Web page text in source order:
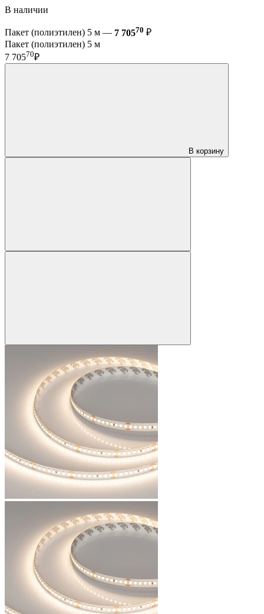
В наличии
Пакет (полиэтилен) 5 м — 7 70570 ₽
Пакет (полиэтилен) 5 м
7 70570₽
В корзину